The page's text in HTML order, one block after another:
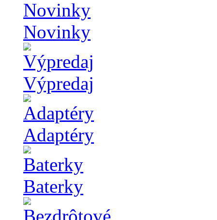
Novinky
Výpredaj
Adaptéry
Baterky